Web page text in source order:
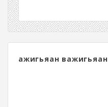
ажигьяан важигьяан